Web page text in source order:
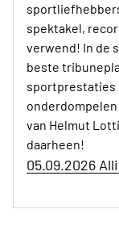
spektakel,
verwend! In de
beste
sportprestaties
van Helmut
daarheen!
05.09.2026